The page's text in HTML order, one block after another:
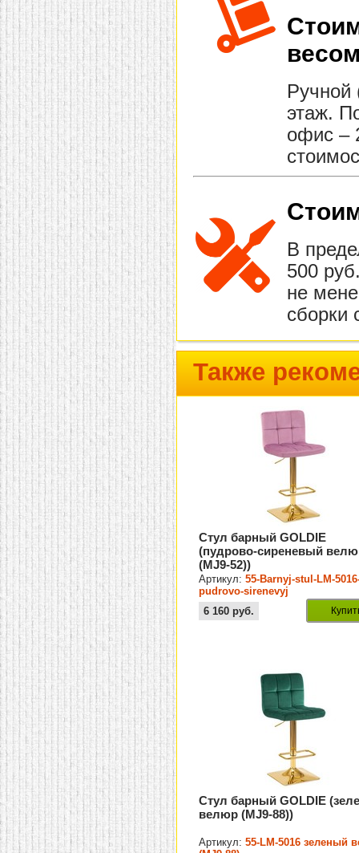
Ручной
этаж.
офис –
В
500
не
сборки
Также
Стул барный GOLDIE
(пудрово-сиреневый
(MJ9-52))
Артикул:55-Barnyj-stul-LM-
pudrovo-sirenevyj
6 160 руб.
Стул барный GOLDIE
велюр (MJ9-88))
Артикул:55-LM-5016 зеленый